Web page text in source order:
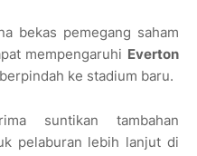
bekas pemegang saham
mempengaruhi Everton
ke stadium baru.
suntikan tambahan
pelaburan lebih lanjut di